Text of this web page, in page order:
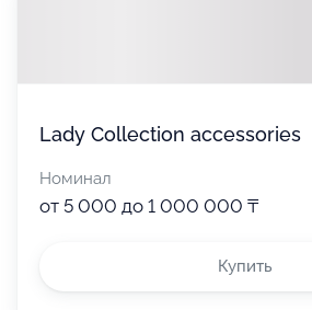
Lady Collection accessories
Номинал
от 5 000 до 1 000 000 ₸
Купить